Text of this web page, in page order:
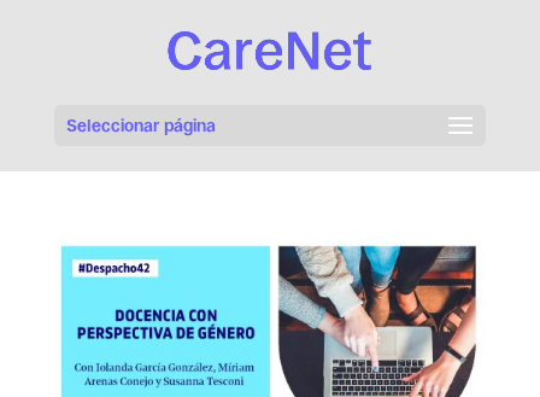
Seleccionar página